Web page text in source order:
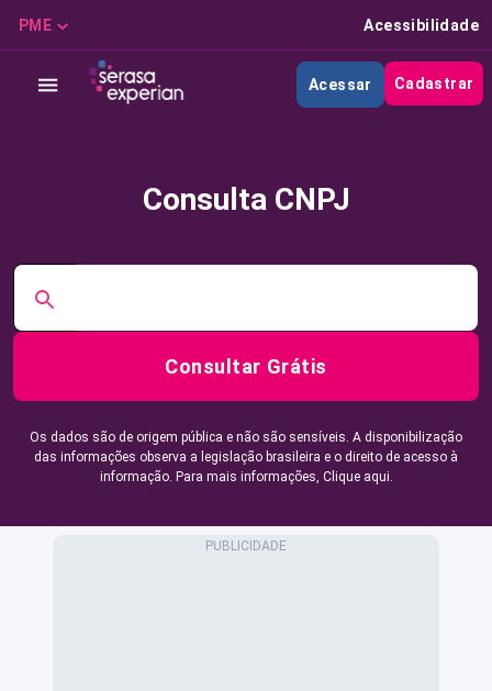
PME Acessibilidade
Acessar Cadastrar
Consulta CNPJ
Consultar Grátis
Os dados são de origem pública e não são sensíveis. A disponibilização
das informações observa a legislação brasileira e o direito de acesso à
informação. Para mais informações, Clique aqui.